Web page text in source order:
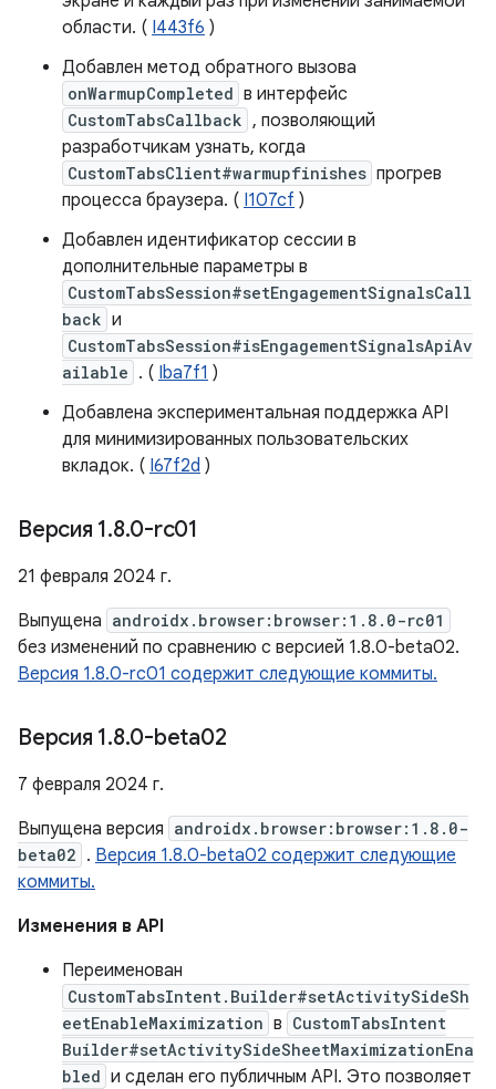
области. ( I443f6 )
Добавлен метод обратного вызова
onWarmupCompleted в интерфейс
CustomTabsCallback , позволяющий
разработчикам узнать, когда
CustomTabsClient#warmupfinishes прогрев
процесса браузера. ( I107cf )
Добавлен идентификатор сессии в
дополнительные параметры в
CustomTabsSession#setEngagementSignalsCall
back и
CustomTabsSession#isEngagementSignalsApiAv
ailable . ( Iba7f1 )
Добавлена ​​экспериментальная поддержка API
для минимизированных пользовательских
вкладок. ( I67f2d )
Версия 1.8.0-rc01
21 февраля 2024 г.
Выпущена androidx.browser:browser:1.8.0-rc01
без изменений по сравнению с версией 1.8.0-beta02.
Версия 1.8.0-rc01 содержит следующие коммиты.
Версия 1.8.0-beta02
7 февраля 2024 г.
Выпущена версия androidx.browser:browser:1.8.0-
beta02 . Версия 1.8.0-beta02 содержит следующие
коммиты.
Изменения в API
Переименован
CustomTabsIntent.Builder#setActivitySideSh
eetEnableMaximization в CustomTabsIntent
Builder#setActivitySideSheetMaximizationEna
bled и сделан его публичным API. Это позволяет